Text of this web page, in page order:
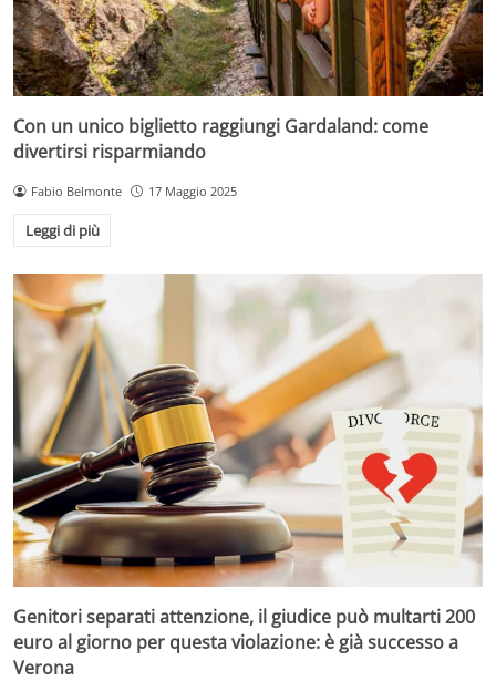
Con un unico biglietto raggiungi Gardaland: come
divertirsi risparmiando
Fabio Belmonte 17 Maggio 2025
Leggi di più
Genitori separati attenzione, il giudice può multarti 200
euro al giorno per questa violazione: è già successo a
Verona